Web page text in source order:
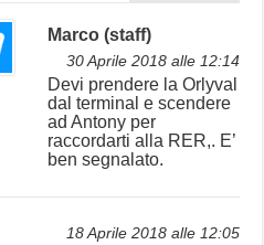
Marco (staff)
30 Aprile 2018 alle 12:14
Devi prendere la Orlyval
dal terminal e scendere
ad Antony per
raccordarti alla RER,. E’
ben segnalato.
18 Aprile 2018 alle 12:05